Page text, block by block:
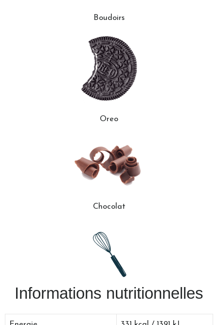
Boudoirs
Oreo
Chocolat
Informations nutritionnelles